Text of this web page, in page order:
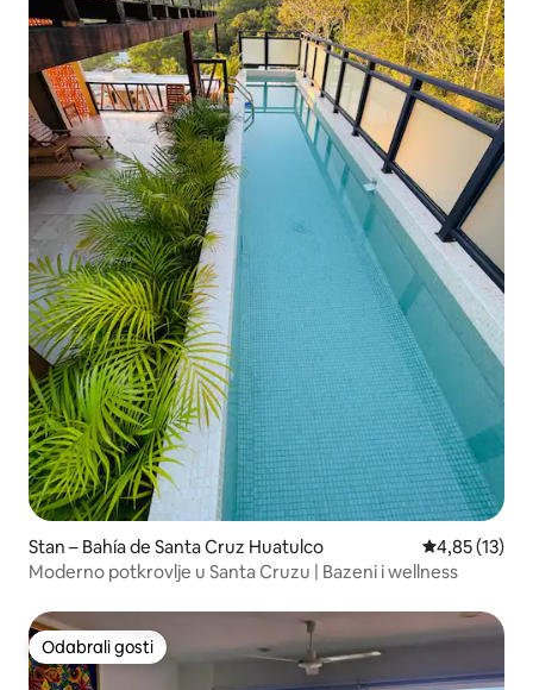
Stan – Bahía de Santa Cruz Huatulco Prosječna
4,85 (13)
Moderno potkrovlje u Santa Cruzu | Bazeni i wellness
Odabrali gosti
Odabrali gosti